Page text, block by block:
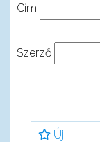
Cím
Szerző
Új